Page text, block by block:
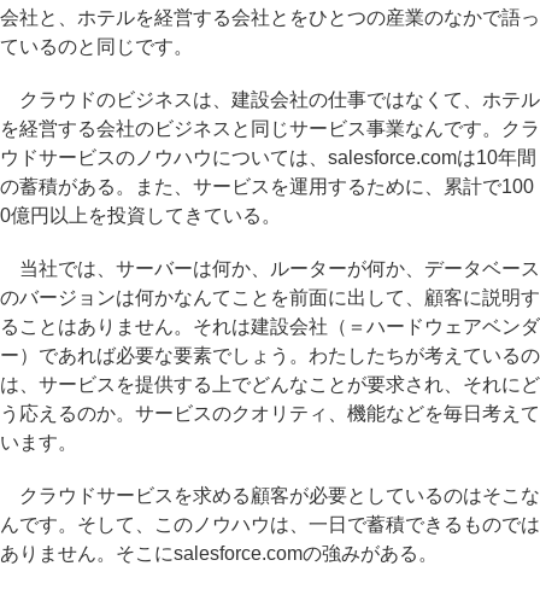
会社と、ホテルを経営する会社とをひとつの産業のなかで語っ
ているのと同じです。
クラウドのビジネスは、建設会社の仕事ではなくて、ホテル
を経営する会社のビジネスと同じサービス事業なんです。クラ
ウドサービスのノウハウについては、salesforce.comは10年間
の蓄積がある。また、サービスを運用するために、累計で100
0億円以上を投資してきている。
当社では、サーバーは何か、ルーターが何か、データベース
のバージョンは何かなんてことを前面に出して、顧客に説明す
ることはありません。それは建設会社（＝ハードウェアベンダ
ー）であれば必要な要素でしょう。わたしたちが考えているの
は、サービスを提供する上でどんなことが要求され、それにど
う応えるのか。サービスのクオリティ、機能などを毎日考えて
います。
クラウドサービスを求める顧客が必要としているのはそこな
んです。そして、このノウハウは、一日で蓄積できるものでは
ありません。そこにsalesforce.comの強みがある。